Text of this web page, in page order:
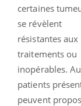
certaines
se révèlent
résistantes aux
traitements ou
inopérables.
patients
peuvent